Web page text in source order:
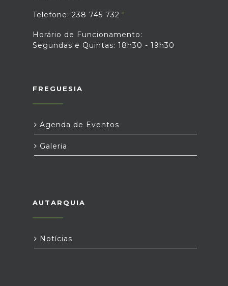
Telefone: 238 745 732
Horário de Funcionamento:
Segundas e Quintas: 18h30 - 19h30
FREGUESIA
Agenda de Eventos
Galeria
AUTARQUIA
Notícias